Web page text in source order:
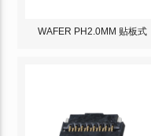
WAFER PH2.0MM 贴板式